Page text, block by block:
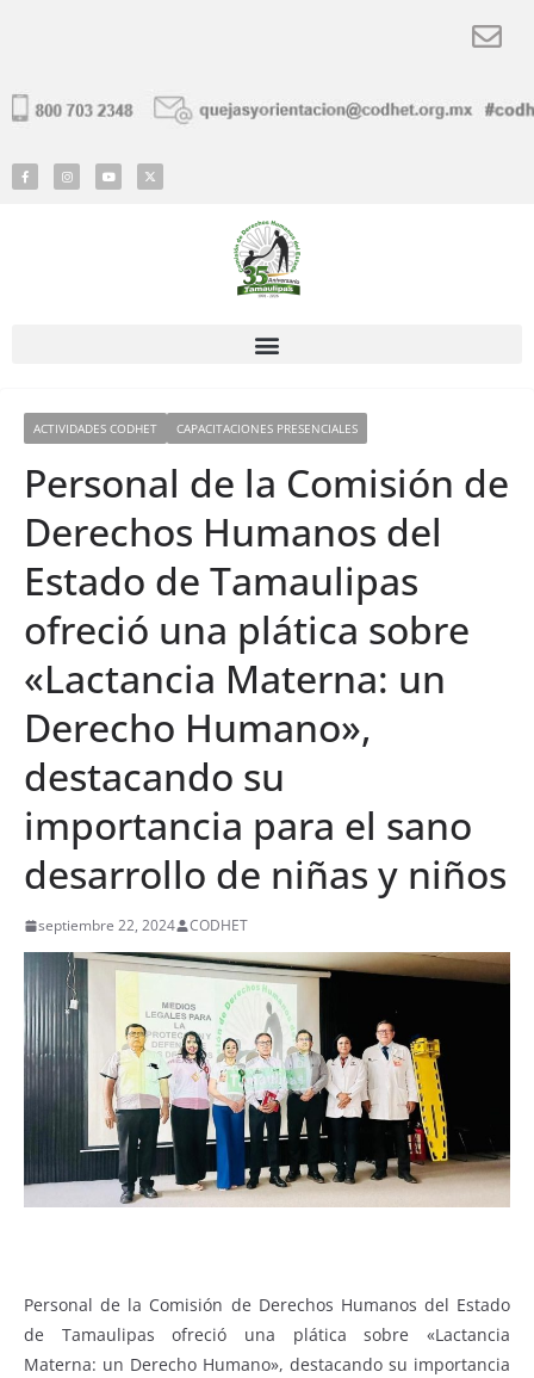
ACTIVIDADES CODHET CAPACITACIONES PRESENCIALES
Personal de la Comisión de
Derechos Humanos del
Estado de Tamaulipas
ofreció una plática sobre
«Lactancia Materna: un
Derecho Humano»,
destacando su
importancia para el sano
desarrollo de niñas y niños
septiembre 22, 2024 CODHET
Personal de la Comisión de Derechos Humanos del Estado
de Tamaulipas ofreció una plática sobre «Lactancia
Materna: un Derecho Humano», destacando su importancia